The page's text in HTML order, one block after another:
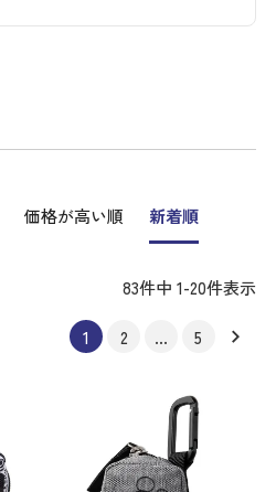
価格が高い順 新着順
83件中 1-20件表示
1 2 … 5